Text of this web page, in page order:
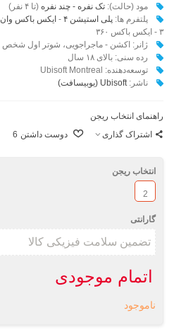
مود (حالت):تک نفره - چند نفره (تا ۴ نفر)
پلتفرم ها:پلی استیشن ۴ -ایکس باکس وان
۳ - ایکس باکس ۳۶۰
ژانر: اکشن - ماجراجویی، شوتر اول شخص
رده سنی: بالای ۱۸ سال
توسعه‌دهنده: Ubisoft Montreal
ناشر:‌Ubisoft (یوبیسافت)
راهنمای انتخاب ریجن
اشتراک گذاری
دوست داشتن 6
انتخاب ریجن
2
گارانتی
اتمام موجودی
ناموجود